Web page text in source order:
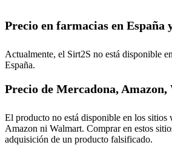
Precio en farmacias en
Actualmente, el Sirt2S no está disponible
España.
Precio de Mercadona,
El producto no está disponible en los sitios
Amazon ni Walmart. Comprar en estos
adquisición de un producto falsificado.